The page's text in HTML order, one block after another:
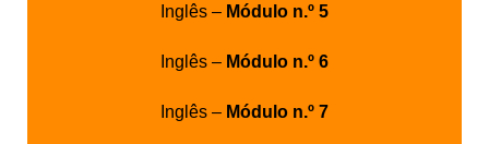
Inglês – Módulo n.º 5
Inglês – Módulo n.º 6
Inglês – Módulo n.º 7